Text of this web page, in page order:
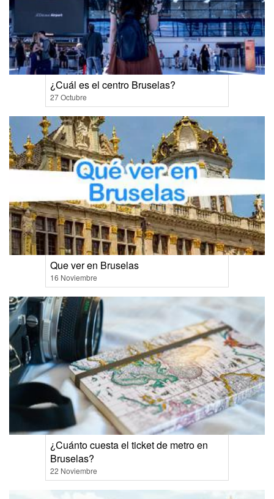
¿Cuál es el centro Bruselas?
27 Octubre
Que ver en Bruselas
16 Noviembre
¿Cuánto cuesta el ticket de metro en
Bruselas?
22 Noviembre